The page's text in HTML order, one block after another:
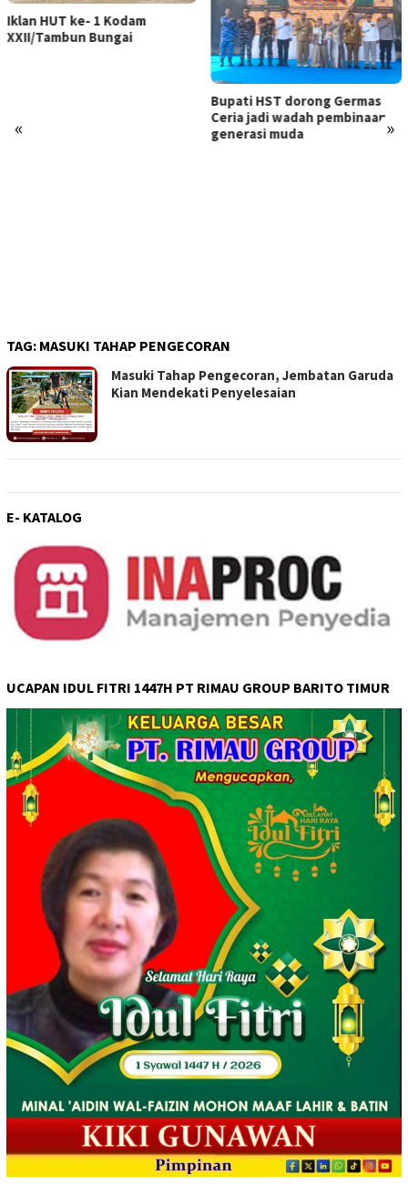
« »
Iklan HUT ke- 1 Kodam
XXII/Tambun Bungai
Bupati HST dorong Germas
Ceria jadi wadah pembinaan
generasi muda
TAG: MASUKI TAHAP PENGECORAN
Masuki Tahap Pengecoran, Jembatan Garuda
Kian Mendekati Penyelesaian
E- KATALOG
UCAPAN IDUL FITRI 1447H PT RIMAU GROUP BARITO TIMUR